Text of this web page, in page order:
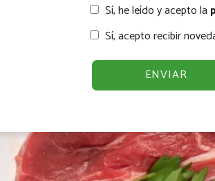
Sí, he leído y acepto la
Sí, acepto recibir